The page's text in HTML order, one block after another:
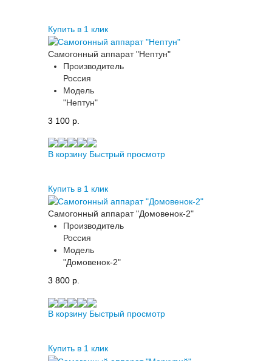
Купить в 1 клик
Самогонный аппарат "Нептун"
Производитель
Россия
Модель
"Нептун"
3 100 p.
В корзину Быстрый просмотр
Купить в 1 клик
Самогонный аппарат "Домовенок-2"
Производитель
Россия
Модель
"Домовенок-2"
3 800 p.
В корзину Быстрый просмотр
Купить в 1 клик